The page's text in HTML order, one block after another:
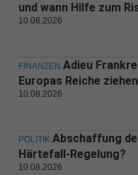
und wann Hilfe zum
10.08.2026
FINANZEN Adieu
Europas Reiche ziehen
10.08.2026
POLITIK Abschaffung
Härtefall-Regelung?
10.08.2026